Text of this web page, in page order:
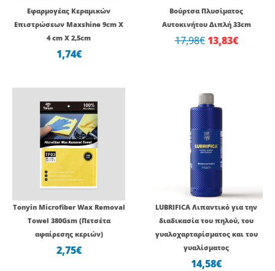
Εφαρμογέας Κεραμικών
Επιστρώσεων Maxshine 9cm X
4 cm X 2,5cm
1,74€
Βούρτσα Πλυσίματος
Αυτοκινήτου Διπλή 33cm
17,98€ 13,83€
Tonyin Microfiber Wax Removal
Towel 380Gsm (Πετσέτα
αφαίρεσης κεριών)
2,75€
LUBRIFICA Λιπαντικό για την
διαδικασία του πηλού, του
γυαλοχαρταρίσματος και του
γυαλίσματος
14,58€